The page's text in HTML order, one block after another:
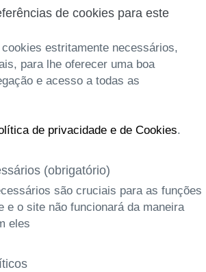
de cookies para este
estritamente necessários,
para lhe oferecer uma boa
e acesso a todas as
de privacidade e de Cookies.
(obrigatório)
são cruciais para as funções
e o site não funcionará da maneira
eles